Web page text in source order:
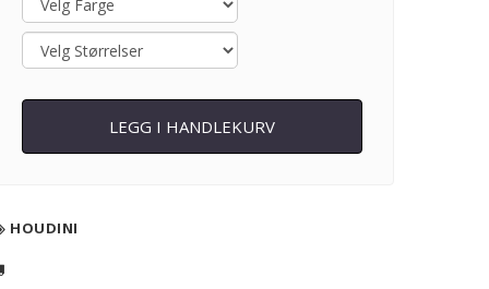
LEGG I HANDLEKURV
HOUDINI